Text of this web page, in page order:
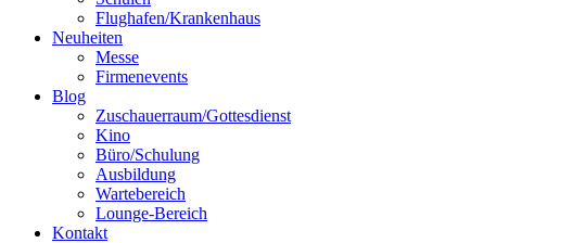
Flughafen/Krankenhaus
Neuheiten
Messe
Firmenevents
Blog
Zuschauerraum/Gottesdienst
Kino
Büro/Schulung
Ausbildung
Wartebereich
Lounge-Bereich
Kontakt